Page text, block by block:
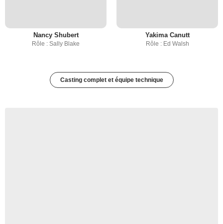
Nancy Shubert
Rôle : Sally Blake
Yakima Canutt
Rôle : Ed Walsh
Casting complet et équipe technique